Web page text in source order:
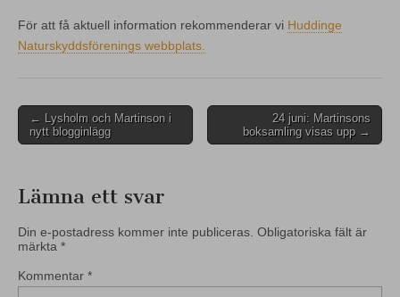
För att få aktuell information rekommenderar vi Huddinge
Naturskyddsförenings webbplats.
Post
navigation
← Lysholm och Martinson i
nytt blogginlägg
24 juni: Martinsons
boksamling visas upp →
Lämna ett svar
Din e-postadress kommer inte publiceras. Obligatoriska fält är
märkta *
Kommentar *